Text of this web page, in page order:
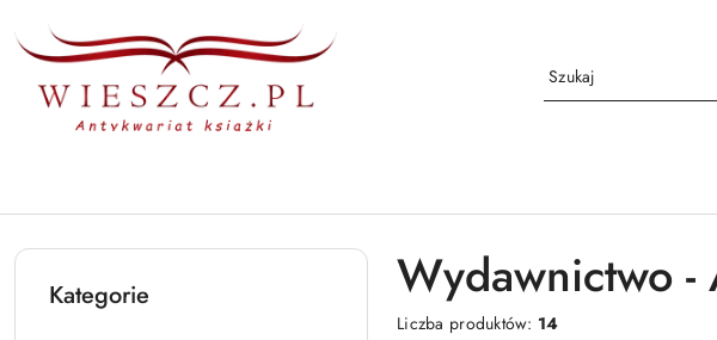
Przejdź do treści głównej
Przejdź do wyszukiwarki
Przejdź do moje konto
Przejdź do menu głównego
Przejdź do stopki
Kategorie Wydawnictwo -
Liczba produktów: 14